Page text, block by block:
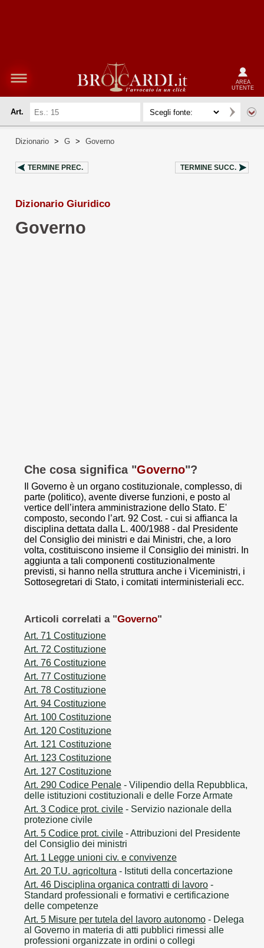
AREA
UTENTE
Art.
Dizionario > G > Governo
TERMINE PREC. TERMINE SUCC.
Dizionario Giuridico
Governo
Che cosa significa "Governo"?
Il Governo è un organo costituzionale, complesso, di
parte (politico), avente diverse funzioni, e posto al
vertice dell’intera amministrazione dello Stato. E'
composto, secondo l’art. 92 Cost. - cui si affianca la
disciplina dettata dalla L. 400/1988 - dal Presidente
del Consiglio dei ministri e dai Ministri, che, a loro
volta, costituiscono insieme il Consiglio dei ministri. In
aggiunta a tali componenti costituzionalmente
previsti, si hanno nella struttura anche i Viceministri, i
Sottosegretari di Stato, i comitati interministeriali ecc.
Articoli correlati a "Governo"
Art. 71 Costituzione
Art. 72 Costituzione
Art. 76 Costituzione
Art. 77 Costituzione
Art. 78 Costituzione
Art. 94 Costituzione
Art. 100 Costituzione
Art. 120 Costituzione
Art. 121 Costituzione
Art. 123 Costituzione
Art. 127 Costituzione
Art. 290 Codice Penale - Vilipendio della Repubblica,
delle istituzioni costituzionali e delle Forze Armate
Art. 3 Codice prot. civile - Servizio nazionale della
protezione civile
Art. 5 Codice prot. civile - Attribuzioni del Presidente
del Consiglio dei ministri
Art. 1 Legge unioni civ. e convivenze
Art. 20 T.U. agricoltura - Istituti della concertazione
Art. 46 Disciplina organica contratti di lavoro -
Standard professionali e formativi e certificazione
delle competenze
Art. 5 Misure per tutela del lavoro autonomo - Delega
al Governo in materia di atti pubblici rimessi alle
professioni organizzate in ordini o collegi